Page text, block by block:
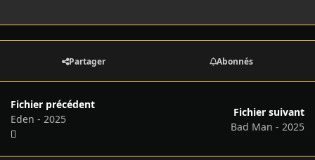
Partager Abonnés
Fichier précédent
Eden - 2025
Fichier suivant
Bad Man - 2025